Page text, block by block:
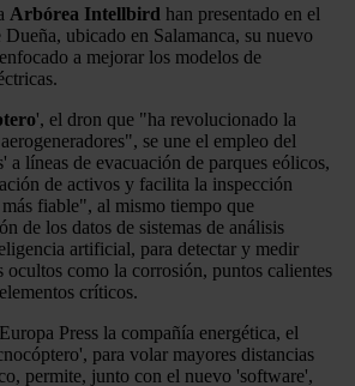
Arbórea Intellbird han presentado en el
ubicado en Salamanca, su nuevo
a mejorar los modelos de
', el dron que "ha revolucionado la
se une el empleo del
líneas de evacuación de parques eólicos,
de activos y facilita la inspección
fiable", al mismo tiempo que
de los datos de sistemas de análisis
artificial, para detectar y medir
ocultos como la corrosión, puntos calientes
críticos.
Press la compañía energética, el
para volar mayores distancias
permite, junto con el nuevo 'software',